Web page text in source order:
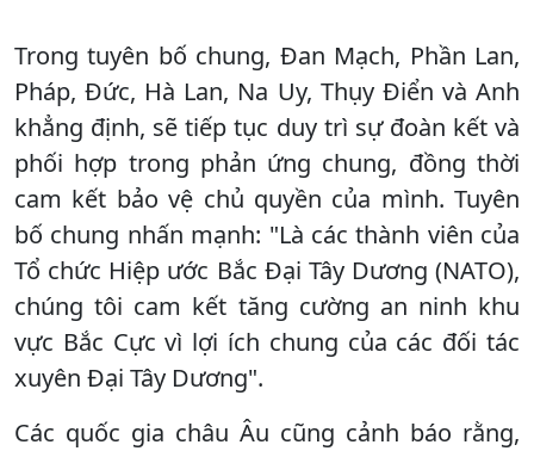
Trong tuyên bố chung, Đan Mạch, Phần Lan,
Pháp, Đức, Hà Lan, Na Uy, Thụy Điển và Anh
khẳng định, sẽ tiếp tục duy trì sự đoàn kết và
phối hợp trong phản ứng chung, đồng thời
cam kết bảo vệ chủ quyền của mình. Tuyên
bố chung nhấn mạnh: "Là các thành viên của
Tổ chức Hiệp ước Bắc Đại Tây Dương (NATO),
chúng tôi cam kết tăng cường an ninh khu
vực Bắc Cực vì lợi ích chung của các đối tác
xuyên Đại Tây Dương".
Các quốc gia châu Âu cũng cảnh báo rằng,